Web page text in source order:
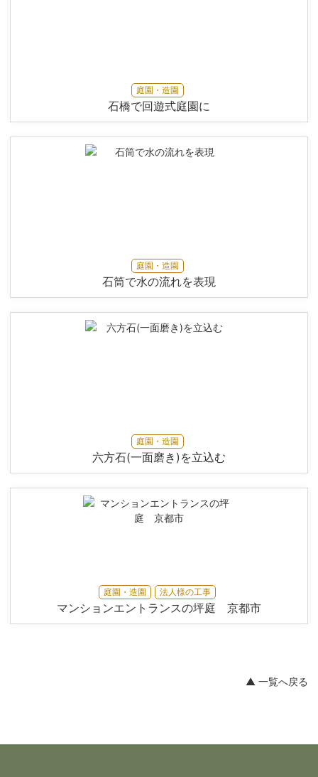
庭園・造園
石橋で回遊式庭園に
庭園・造園
石筒で水の流れを表現
庭園・造園
六方石(一面磨き)を立込む
庭園・造園 法人様の工事
マンションエントランスの坪庭 京都市
▲ 一覧へ戻る